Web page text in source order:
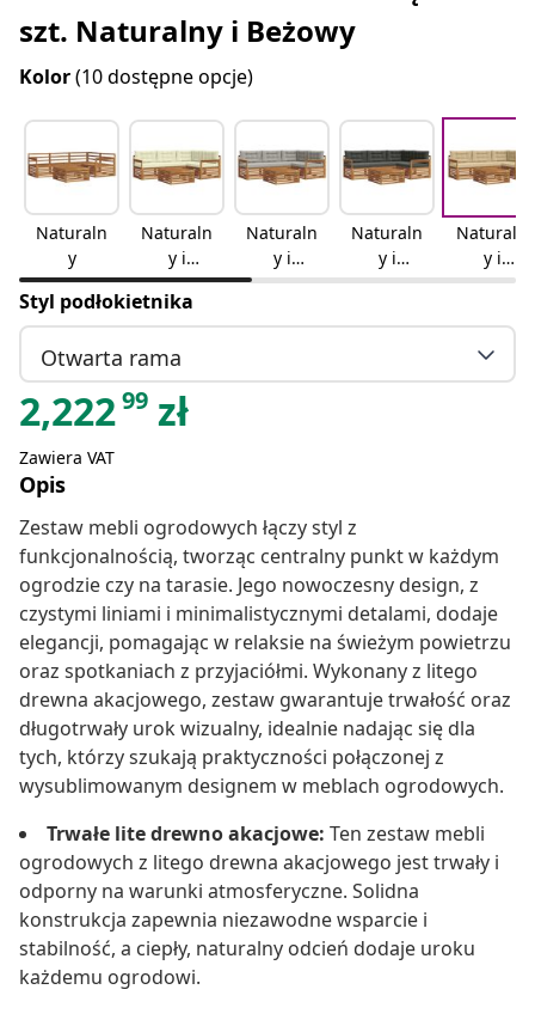
szt. Naturalny i Beżowy
Kolor(10 dostępne opcje)
Naturaln
y
Naturaln
y i
kremowy
Naturaln
y i
jasnoszar
Naturaln
y i
antracyto
Naturaln
y i
beżowy
Styl podłokietnika
Otwarta rama
2,22299 zł
Zawiera VAT
Opis
Zestaw mebli ogrodowych łączy styl z
funkcjonalnością, tworząc centralny punkt w każdym
ogrodzie czy na tarasie. Jego nowoczesny design, z
czystymi liniami i minimalistycznymi detalami, dodaje
elegancji, pomagając w relaksie na świeżym powietrzu
oraz spotkaniach z przyjaciółmi. Wykonany z litego
drewna akacjowego, zestaw gwarantuje trwałość oraz
długotrwały urok wizualny, idealnie nadając się dla
tych, którzy szukają praktyczności połączonej z
wysublimowanym designem w meblach ogrodowych.
Trwałe lite drewno akacjowe: Ten zestaw mebli
ogrodowych z litego drewna akacjowego jest trwały i
odporny na warunki atmosferyczne. Solidna
konstrukcja zapewnia niezawodne wsparcie i
stabilność, a ciepły, naturalny odcień dodaje uroku
każdemu ogrodowi.